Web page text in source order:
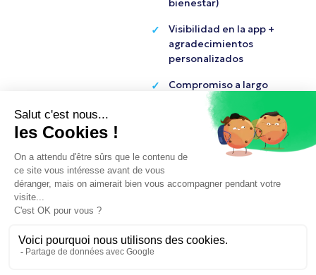
bienestar)
Visibilidad en la app +
agradecimientos
personalizados
Compromiso a largo
plazo (recompensas
recurrentes)
P roponer mis
Juntos, recompensemos el
compromiso ecológico